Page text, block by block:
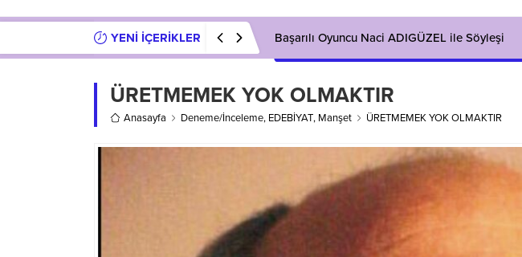
YENİ İÇERİKLER Başarılı Oyuncu Naci ADIGÜZEL ile Söyleşi
ÜRETMEMEK YOK OLMAKTIR
Anasayfa Deneme/İnceleme, EDEBİYAT, Manşet ÜRETMEMEK YOK OLMAKTIR